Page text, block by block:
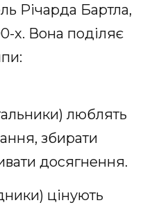
Річарда Бартла,
х. Вона поділяє
люблять
збирати
досягнення.
цінують